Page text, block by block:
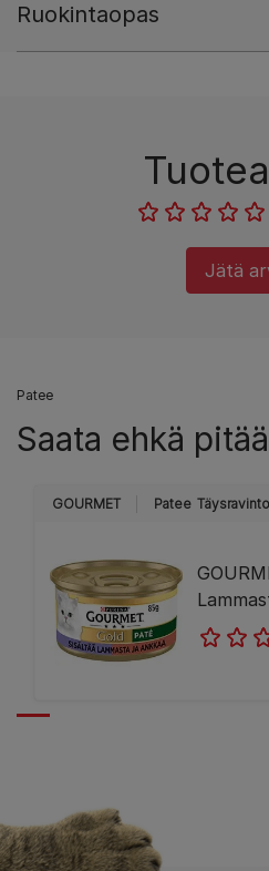
Ruokintaopas
Jätä
Patee
Saata ehkä
GOURMET Patee Täysravinto